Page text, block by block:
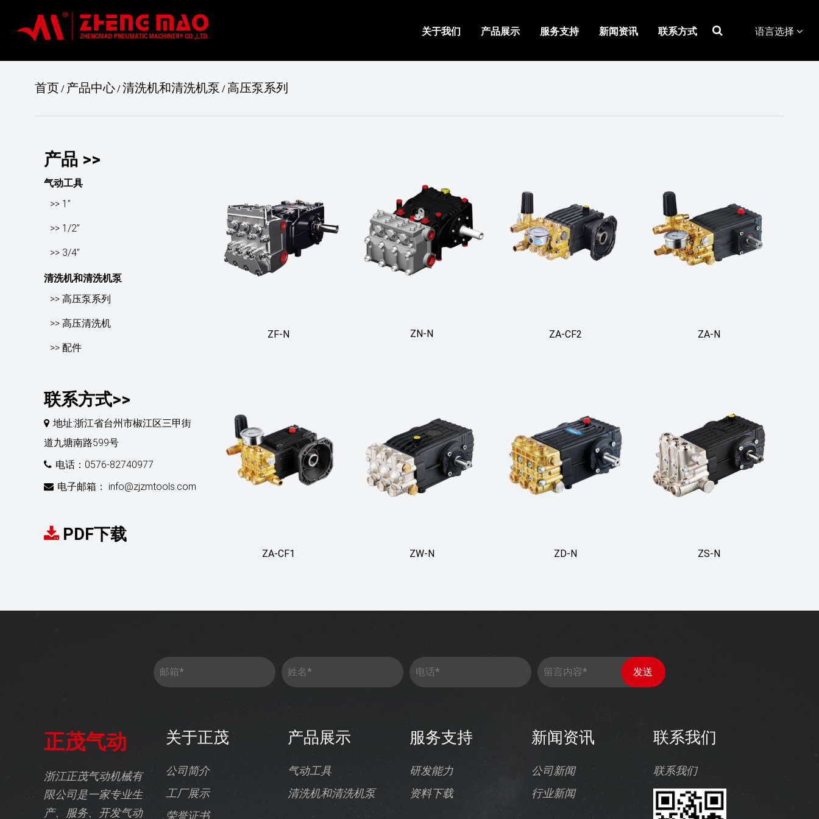
语言选择
关于我们 产品展示 服务支持 新闻资讯 联系方式
首页 / 产品中心/清洗机和清洗机泵 / 高压泵系列
产品 >>
气动工具
>> 1”
>> 1/2”
>> 3/4”
清洗机和清洗机泵
>> 高压泵系列
>> 高压清洗机
>> 配件
联系方式>>
地址:浙江省台州市椒江区三甲街
道九塘南路599号
电话：0576-82740977
电子邮箱： info@zjzmtools.com
PDF下载
ZF-N ZN-N ZA-CF2 ZA-N
ZA-CF1 ZW-N ZD-N ZS-N
正茂气动
浙江正茂气动机械有
限公司是一家专业生
产、服务、开发气动
关于正茂
公司简介
工厂展示
荣誉证书
产品展示
气动工具
清洗机和清洗机泵
服务支持
研发能力
资料下载
新闻资讯
公司新闻
行业新闻
联系我们
联系我们